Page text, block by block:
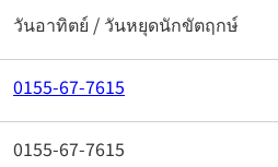
วันอาทิตย์ / วันหยุดนักขัตฤกษ์
0155-67-7615
0155-67-7615